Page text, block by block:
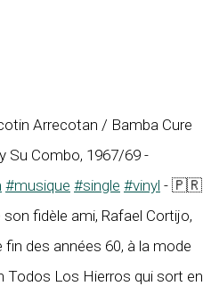
Arrecotan / Bamba Cure
Su Combo, 1967/69 -
#musique #single #vinyl - 🇵🇷
fidèle ami, Rafael Cortijo,
des années 60, à la mode
Todos Los Hierros qui sort en